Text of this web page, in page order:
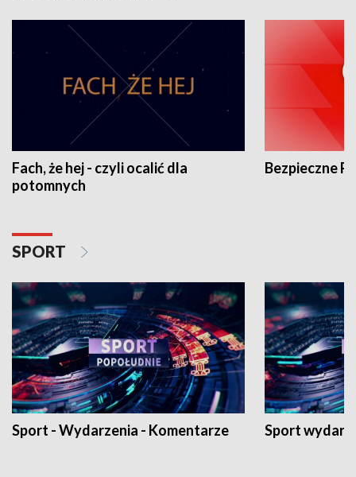
Fach, że hej - czyli ocalić dla
potomnych
Bezpieczne
SPORT
Sport - Wydarzenia - Komentarze Sport